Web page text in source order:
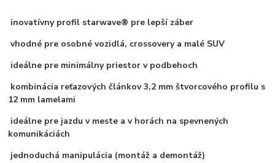
inovatívny profil starwave® pre lepší záber
vhodné pre osobné vozidlá, crossovery a malé SUV
ideálne pre minimálny priestor v podbehoch
kombinácia reťazových článkov 3,2 mm štvorcového profilu s
12 mm lamelami
ideálne pre jazdu v meste a v horách na spevnených
komunikáciách
jednoduchá manipulácia (montáž a demontáž)